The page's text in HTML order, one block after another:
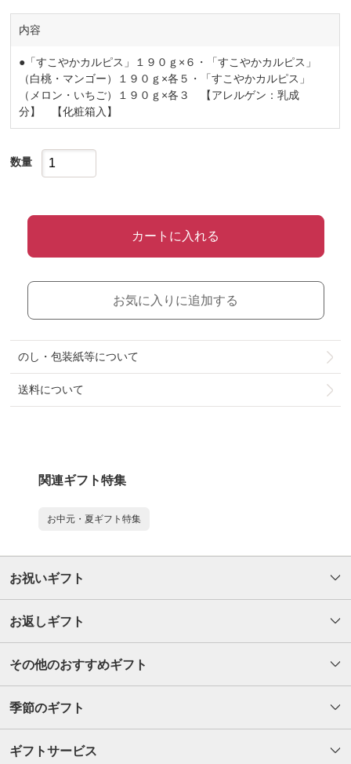
内容
●「すこやかカルピス」１９０ｇ×６・「すこやかカルピス」
（白桃・マンゴー）１９０ｇ×各５・「すこやかカルピス」
（メロン・いちご）１９０ｇ×各３ 【アレルゲン：乳成
分】 【化粧箱入】
数量
カートに入れる
お気に入りに追加する
のし・包装紙等について
送料について
関連ギフト特集
お中元・夏ギフト特集
お祝いギフト
お返しギフト
その他のおすすめギフト
季節のギフト
ギフトサービス